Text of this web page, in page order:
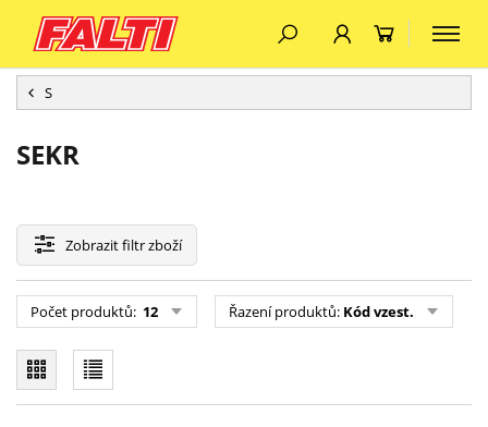
S
SEKR
Zobrazitfiltr zboží
Počet produktů: 12 Řazení produktů: Kód vzest.